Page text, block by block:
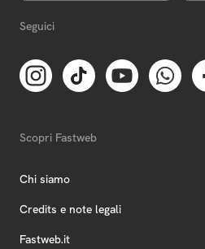
Seguici
Scopri Fastweb
Chi siamo
Credits e note legali
Fastweb.it